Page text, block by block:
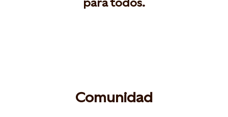
para todos.
Comunidad